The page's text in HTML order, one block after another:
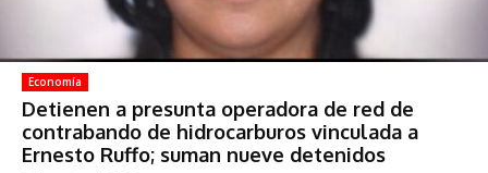
Economía
Detienen a presunta operadora de red de
contrabando de hidrocarburos vinculada a
Ernesto Ruffo; suman nueve detenidos